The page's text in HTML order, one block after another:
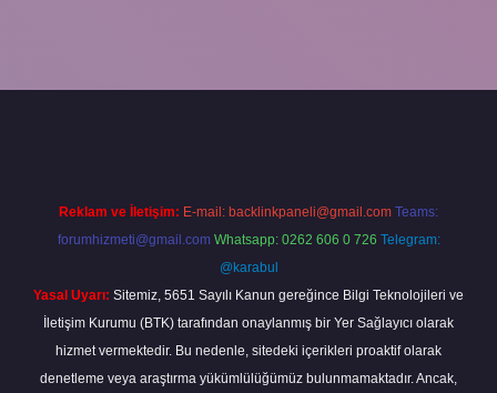
Reklam ve İletişim: E-mail: backlinkpaneli@gmail.com Teams:
forumhizmeti@gmail.com Whatsapp: 0262 606 0 726 Telegram:
@karabul
Yasal Uyarı: Sitemiz, 5651 Sayılı Kanun gereğince Bilgi Teknolojileri ve
İletişim Kurumu (BTK) tarafından onaylanmış bir Yer Sağlayıcı olarak
hizmet vermektedir. Bu nedenle, sitedeki içerikleri proaktif olarak
denetleme veya araştırma yükümlülüğümüz bulunmamaktadır. Ancak,